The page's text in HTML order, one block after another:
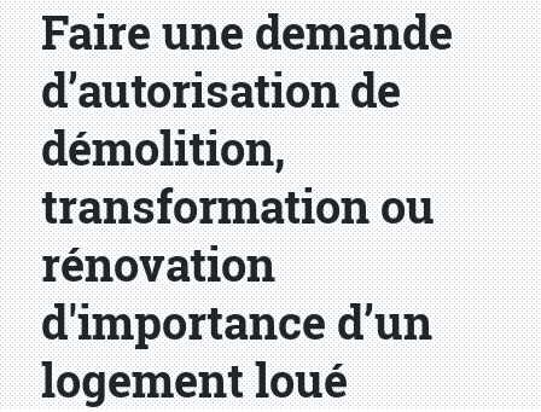
Faire une demande
d’autorisation de
démolition,
transformation ou
rénovation
d'importance d’un
logement loué